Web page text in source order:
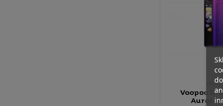
DRAG
Voopoo
Aurora